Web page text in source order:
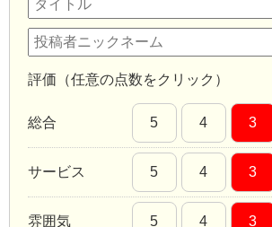
評価（任意の点数をクリック）
総合 5 4 3
サービス 5 4 3
雰囲気 5 4 3